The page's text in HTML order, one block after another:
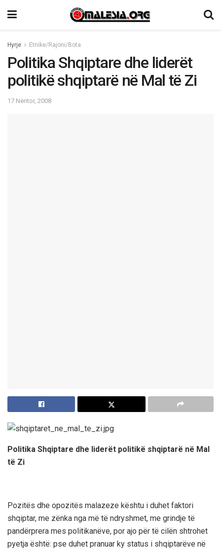
Hyrje Etnike/Rajoni/Bota
Politika Shqiptare dhe liderët
politikë shqiptarë në Mal të Zi
17 Nëntor, 2008
Politika Shqiptare dhe liderët politikë shqiptarë në Mal
të Zi
Pozitës dhe opozitës malazeze kështu i duhet faktori
shqiptar, me zënka nga më të ndryshmet, me grindje të
pandërprera mes politikanëve, por ajo për të cilën shtrohet
pyetja është: pse duhet pranuar ky status i shqiptarëve në